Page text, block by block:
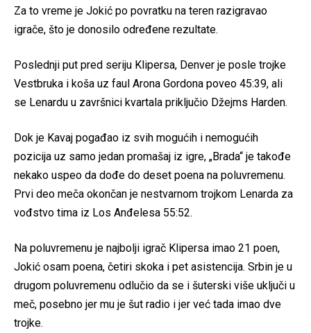
Za to vreme je Jokić po povratku na teren razigravao
igrače, što je donosilo određene rezultate.
Poslednji put pred seriju Klipersa, Denver je posle trojke
Vestbruka i koša uz faul Arona Gordona poveo 45:39, ali
se Lenardu u završnici kvartala priključio Džejms Harden.
Dok je Kavaj pogađao iz svih mogućih i nemogućih
pozicija uz samo jedan promašaj iz igre, „Brada“ je takođe
nekako uspeo da dođe do deset poena na poluvremenu.
Prvi deo meča okončan je nestvarnom trojkom Lenarda za
vođstvo tima iz Los Anđelesa 55:52.
Na poluvremenu je najbolji igrač Klipersa imao 21 poen,
Jokić osam poena, četiri skoka i pet asistencija. Srbin je u
drugom poluvremenu odlučio da se i šuterski više uključi u
meč, posebno jer mu je šut radio i jer već tada imao dve
trojke.